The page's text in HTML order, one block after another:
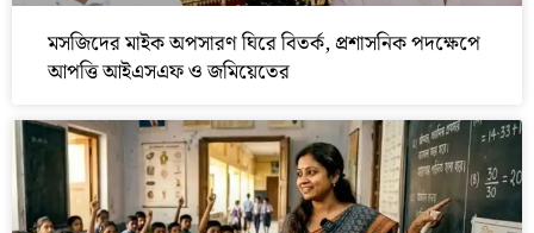
মসজিদের মাইক অপসারণ ঘিরে বিতর্ক, প্রশাসনিক পদক্ষেপে
আপত্তি আইএসএফ ও জমিয়েতের